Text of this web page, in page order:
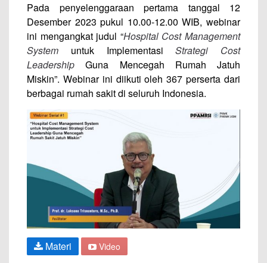
Pada penyelenggaraan pertama tanggal 12
Desember 2023 pukul 10.00-12.00 WIB, webinar
ini mengangkat judul “Hospital Cost Management
System untuk ImplementasiStrategi Cost
Leadership Guna Mencegah Rumah Jatuh
Miskin”. Webinar ini diikuti oleh 367 perserta dari
berbagai rumah sakit di seluruh Indonesia.
Materi Video